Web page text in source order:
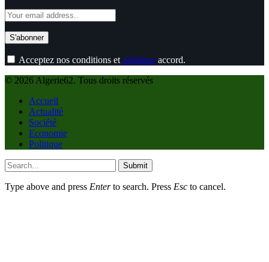
Acceptez nos conditions etpolitique accord.
© 2026 Algerie62. Tous droits réservés
Accueil
Actualité
Société
Economie
Politique
Submit
Type above and press Enterto search. Press Esc to cancel.